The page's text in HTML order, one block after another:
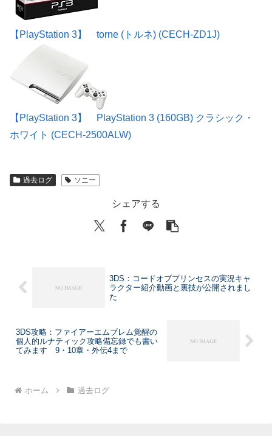
【PlayStation 3】 torne (トルネ) (CECH-ZD1J)
【PlayStation 3】 PlayStation 3 (160GB) クラシック・
ホワイト (CECH-2500ALW)
過去ログ ソニー
シェアする
3DS：コードオブプリンセスの実況キャ
ラクター紹介動画と裏技が公開されまし
た
3DS攻略：ファイアーエムブレム覚醒の
個人的ルナティック攻略備忘録でも書い
てみます 9・10章・外伝4まで
ホーム 過去ログ